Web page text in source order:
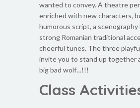
wanted to convey. A theatre
enriched with new characters,
humorous script, a scenography
strong Romanian traditional
cheerful tunes. The three
invite you to stand up together
big bad wolf…!!!
Class